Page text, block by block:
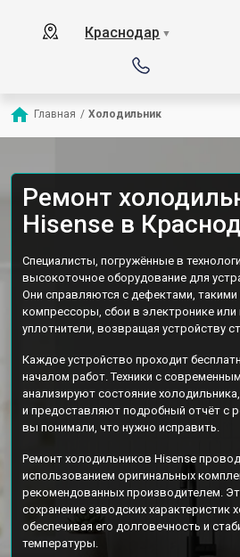
Краснодар ▼
Главная / Холодильник
Ремонт
Hisense в
Специалисты, погружённые в
высокоточное оборудование для
Они справляются с дефектами,
компрессоры, сбои в электронике
уплотнители, возвращая устройству
Каждое устройство проходит
началом работ. Техники с
анализируют состояние
и предоставляют подробный отчёт с
вы понимали, что нужно исправить.
Ремонт холодильников Hisense
использованием оригинальных
рекомендованных производителем.
сохранение заводских характеристик
обеспечивая его долговечность и
температуры.